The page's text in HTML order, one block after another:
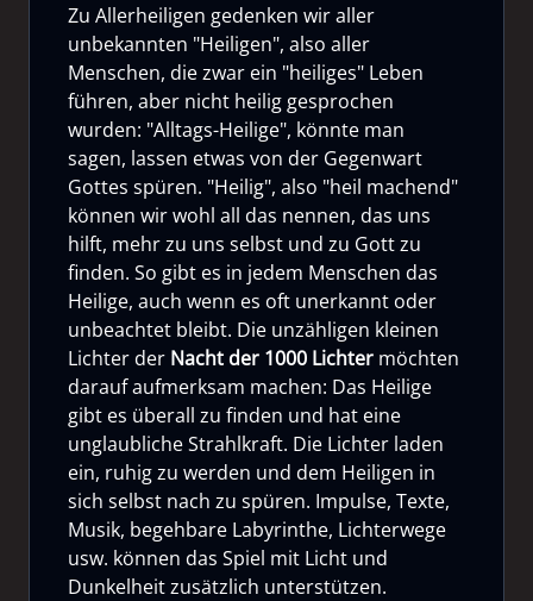
Zu Allerheiligen gedenken wir aller
unbekannten "Heiligen", also aller
Menschen, die zwar ein "heiliges" Leben
führen, aber nicht heilig gesprochen
wurden: "Alltags-Heilige", könnte man
sagen, lassen etwas von der Gegenwart
Gottes spüren. "Heilig", also "heil machend"
können wir wohl all das nennen, das uns
hilft, mehr zu uns selbst und zu Gott zu
finden. So gibt es in jedem Menschen das
Heilige, auch wenn es oft unerkannt oder
unbeachtet bleibt. Die unzähligen kleinen
Lichter der Nacht der 1000 Lichter möchten
darauf aufmerksam machen: Das Heilige
gibt es überall zu finden und hat eine
unglaubliche Strahlkraft. Die Lichter laden
ein, ruhig zu werden und dem Heiligen in
sich selbst nach zu spüren. Impulse, Texte,
Musik, begehbare Labyrinthe, Lichterwege
usw. können das Spiel mit Licht und
Dunkelheit zusätzlich unterstützen.